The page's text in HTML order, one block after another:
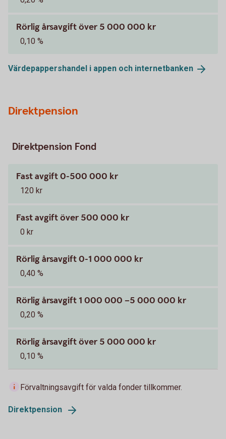
Rörlig årsavgift över 5 000 000 kr
0,10 %
Värdepappershandel i appen och internetbanken
Direktpension
Direktpension Fond
Fast avgift 0-500 000 kr
120 kr
Fast avgift över 500 000 kr
0 kr
Rörlig årsavgift 0-1 000 000 kr
0,40 %
Rörlig årsavgift 1 000 000 –5 000 000 kr
0,20 %
Rörlig årsavgift över 5 000 000 kr
0,10 %
Förvaltningsavgift för valda fonder tillkommer.
Direktpension